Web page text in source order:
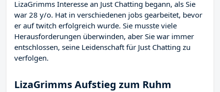
LizaGrimms Interesse an Just Chatting begann, als Sie
war 28 y/o. Hat in verschiedenen jobs gearbeitet, bevor
er auf twitch erfolgreich wurde. Sie musste viele
Herausforderungen überwinden, aber Sie war immer
entschlossen, seine Leidenschaft für Just Chatting zu
verfolgen.
LizaGrimms Aufstieg zum Ruhm